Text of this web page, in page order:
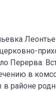
Перерва.
в
районе